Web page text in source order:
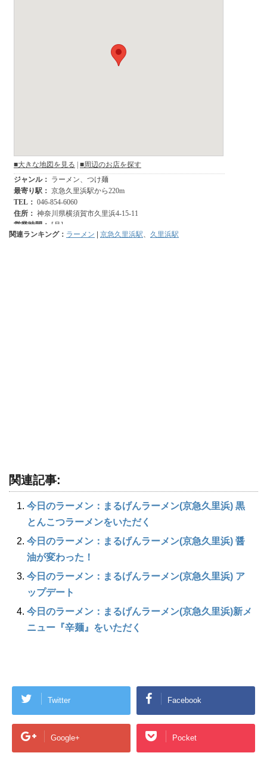
関連ランキング： ラーメン | 京急久里浜駅、 久里浜駅
関連記事:
今日のラーメン：まるげんラーメン(京急久里浜) 黒
とんこつラーメンをいただく
今日のラーメン：まるげんラーメン(京急久里浜) 醤
油が変わった！
今日のラーメン：まるげんラーメン(京急久里浜) ア
ップデート
今日のラーメン：まるげんラーメン(京急久里浜)新メ
ニュー『辛麺』をいただく
Twitter Facebook
Google+ Pocket